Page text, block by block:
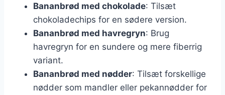
Bananbrød med chokolade: Tilsæt
chokoladechips for en sødere version.
Bananbrød med havregryn: Brug
havregryn for en sundere og mere fiberrig
variant.
Bananbrød med nødder: Tilsæt forskellige
nødder som mandler eller pekannødder for